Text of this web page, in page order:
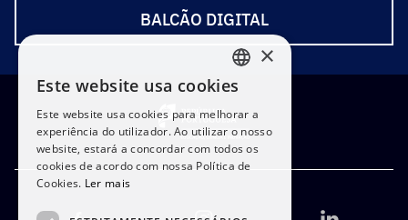
BALCÃO DIGITAL
PORTUGUESE
ENGLISH
×
Este website usa cookies
Este website usa cookies para melhorar a
experiência do utilizador. Ao utilizar o nosso
website, estará a concordar com todos os
cookies de acordo com nossa Política de
Cookies. Ler mais